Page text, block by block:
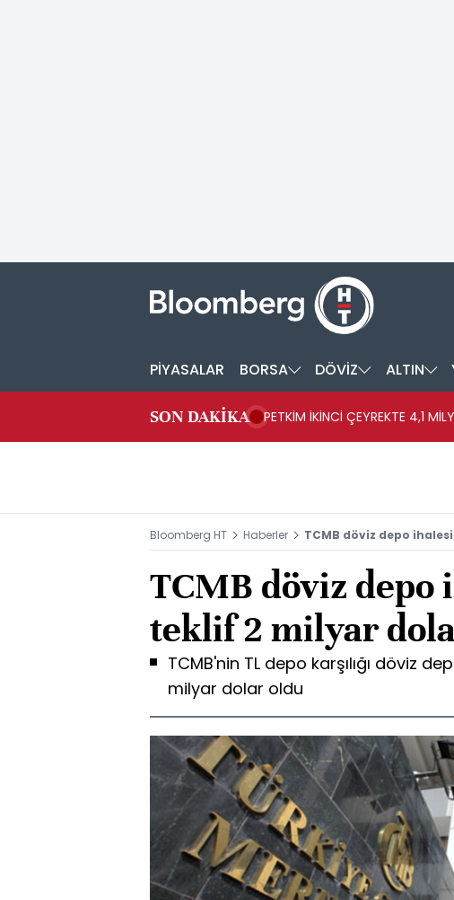
PİYASALAR BORSA DÖVİZ ALTIN
SON DAKİKA PETKİM İKİNCİ ÇEYREKTE 4,1
Bloomberg HT Haberler TCMB döviz depo
TCMB döviz depo
teklif 2 milyar
TCMB'nin TL depo karşılığı döviz
milyar dolar oldu